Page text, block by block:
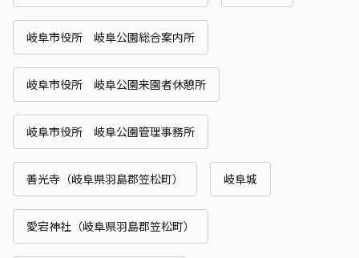
岐阜市役所 岐阜公園総合案内所
岐阜市役所 岐阜公園来園者休憩所
岐阜市役所 岐阜公園管理事務所
善光寺（岐阜県羽島郡笠松町） 岐阜城
愛宕神社（岐阜県羽島郡笠松町）